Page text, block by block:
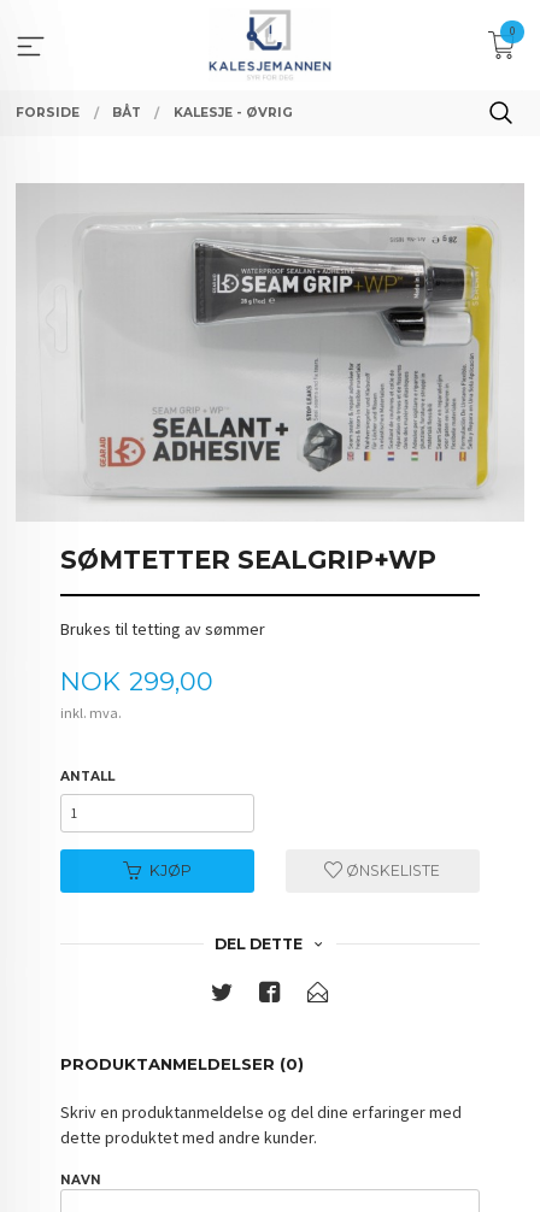
innholdet
0
FORSIDE BÅT KALESJE - ØVRIG
SØMTETTER SEALGRIP+WP
Brukes til tetting av sømmer
Pris
NOK 299,00
inkl. mva.
ANTALL
KJØP ØNSKELISTE
DEL DETTE
PRODUKTANMELDELSER (0)
Skriv en produktanmeldelse og del dine erfaringer med
dette produktet med andre kunder.
NAVN